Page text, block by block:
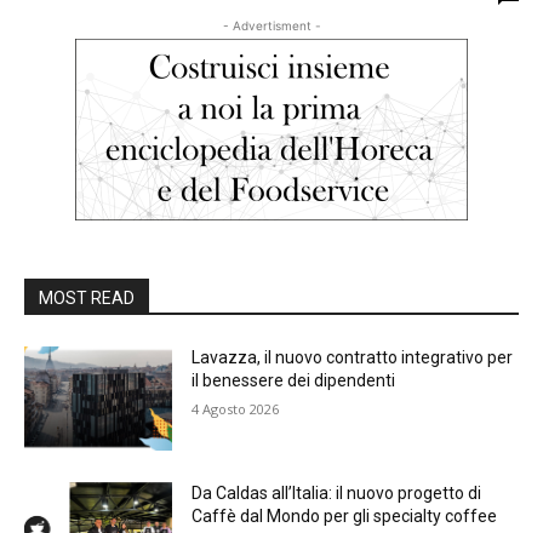
- Advertisment -
MOST READ
Lavazza, il nuovo contratto integrativo per
il benessere dei dipendenti
4 Agosto 2026
Da Caldas all’Italia: il nuovo progetto di
Caffè dal Mondo per gli specialty coffee